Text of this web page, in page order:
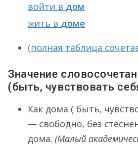
войти в дом
жить в доме
(полная таблица
Значение
(быть, чувствовать
Как дома ( быть,
— свободно, без
дома. (Малый